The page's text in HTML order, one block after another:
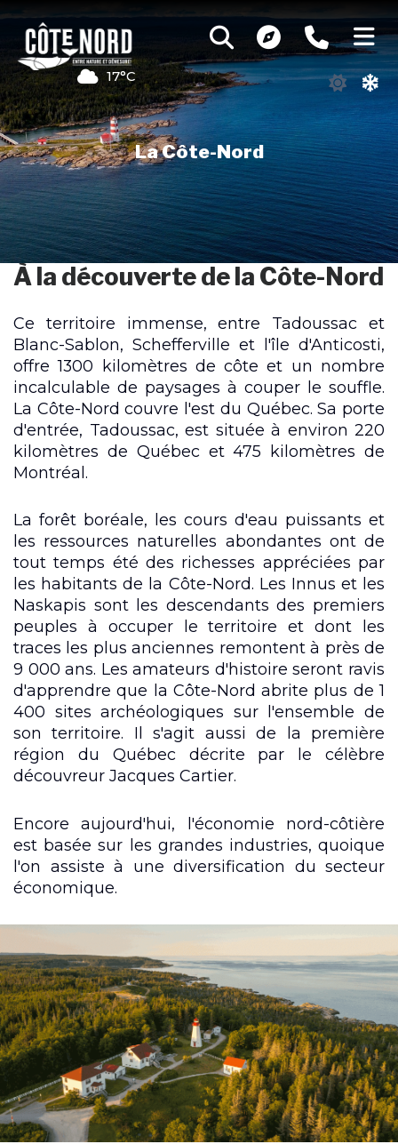
17°C
La Côte-Nord
À la découverte de la Côte-Nord
Ce territoire immense, entre Tadoussac et
Blanc-Sablon, Schefferville et l'île d'Anticosti,
offre 1300 kilomètres de côte et un nombre
incalculable de paysages à couper le souffle.
La Côte-Nord couvre l'est du Québec. Sa porte
d'entrée, Tadoussac, est située à environ 220
kilomètres de Québec et 475 kilomètres de
Montréal.
La forêt boréale, les cours d'eau puissants et
les ressources naturelles abondantes ont de
tout temps été des richesses appréciées par
les habitants de la Côte-Nord. Les Innus et les
Naskapis sont les descendants des premiers
peuples à occuper le territoire et dont les
traces les plus anciennes remontent à près de
9 000 ans. Les amateurs d'histoire seront ravis
d'apprendre que la Côte-Nord abrite plus de 1
400 sites archéologiques sur l'ensemble de
son territoire. Il s'agit aussi de la première
région du Québec décrite par le célèbre
découvreur Jacques Cartier.
Encore aujourd'hui, l'économie nord-côtière
est basée sur les grandes industries, quoique
l'on assiste à une diversification du secteur
économique.